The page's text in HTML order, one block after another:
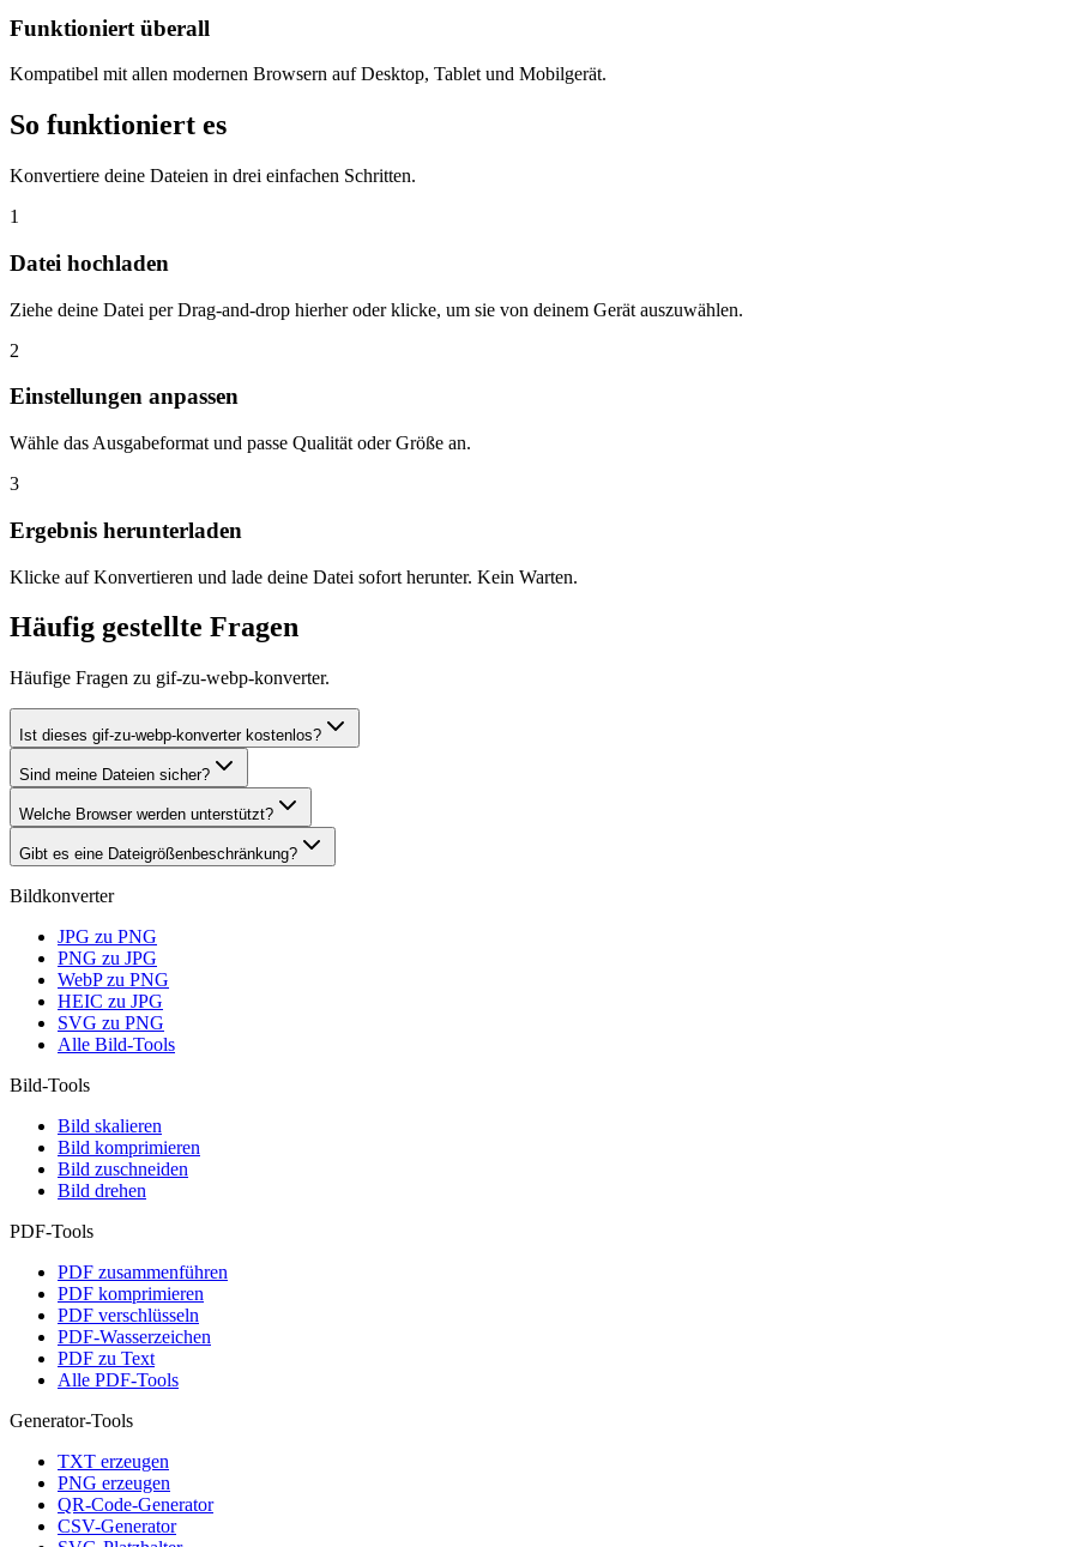
Funktioniert überall
Kompatibel mit allen modernen Browsern auf Desktop, Tablet und Mobilgerät.
So funktioniert es
Konvertiere deine Dateien in drei einfachen Schritten.
1
Datei hochladen
Ziehe deine Datei per Drag-and-drop hierher oder klicke, um sie von deinem Gerät auszuwählen.
2
Einstellungen anpassen
Wähle das Ausgabeformat und passe Qualität oder Größe an.
3
Ergebnis herunterladen
Klicke auf Konvertieren und lade deine Datei sofort herunter. Kein Warten.
Häufig gestellte Fragen
Häufige Fragen zu gif-zu-webp-konverter.
Ist dieses gif-zu-webp-konverter kostenlos?
Sind meine Dateien sicher?
Welche Browser werden unterstützt?
Gibt es eine Dateigrößenbeschränkung?
Bildkonverter
JPG zu PNG
PNG zu JPG
WebP zu PNG
HEIC zu JPG
SVG zu PNG
Alle Bild-Tools
Bild-Tools
Bild skalieren
Bild komprimieren
Bild zuschneiden
Bild drehen
PDF-Tools
PDF zusammenführen
PDF komprimieren
PDF verschlüsseln
PDF-Wasserzeichen
PDF zu Text
Alle PDF-Tools
Generator-Tools
TXT erzeugen
PNG erzeugen
QR-Code-Generator
CSV-Generator